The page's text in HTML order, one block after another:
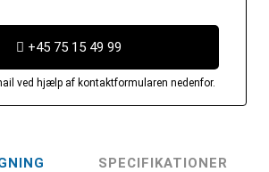
+45 75 15 49 99
ved hjælp af kontaktformularen nedenfor.
SPECIFIKATIONER